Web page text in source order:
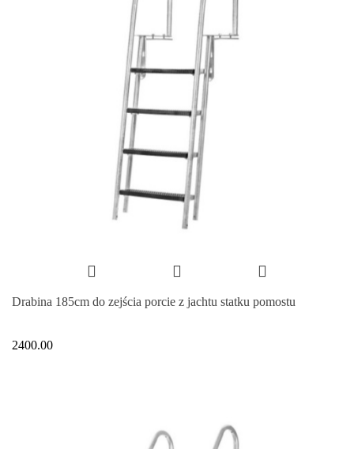
Drabina 185cm do zejścia porcie z jachtu statku pomostu
2400.00